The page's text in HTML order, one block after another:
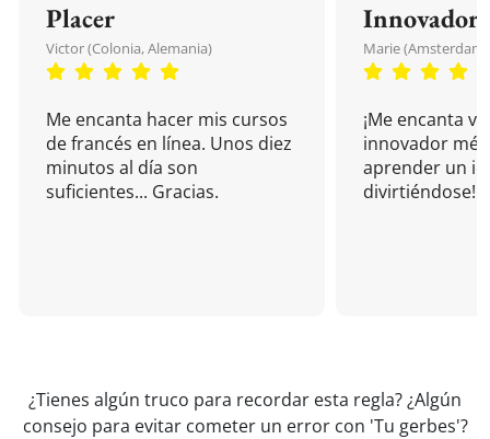
Placer
Victor (Colonia, Alemania)
Me encanta hacer mis cursos
de francés en línea. Unos diez
minutos al día son
suficientes... Gracias.
Innovador
Marie (Amsterdam,
¡Me encanta
innovador
aprender un
divirtiéndose!
¿Tienes algún truco para recordar esta regla? ¿Algún
consejo para evitar cometer un error con 'Tu gerbes'?